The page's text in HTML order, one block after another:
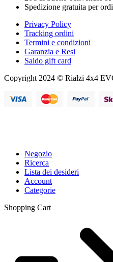
Spedizione gratuita per
Privacy Policy
Tracking ordini
Termini e condizioni
Garanzia e Resi
Saldo gift card
Copyright 2024 © Rialzi 4x4
Negozio
Ricerca
Lista dei desideri
Account
Categorie
Shopping Cart